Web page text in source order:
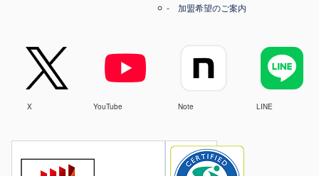
加盟希望のご案内
X YouTube Note LINE